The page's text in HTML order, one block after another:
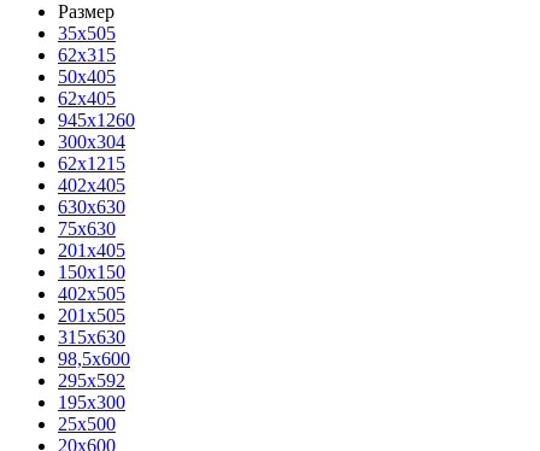
Размер
35х505
62x315
50x405
62х405
945x1260
300x304
62x1215
402x405
630x630
75x630
201x405
150x150
402x505
201x505
315x630
98,5х600
295x592
195х300
25x500
20х600